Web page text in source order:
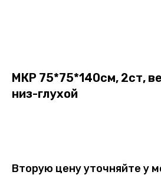
МКР 75*75*140см, 2ст,
низ-глухой
Вторую цену уточняйте у